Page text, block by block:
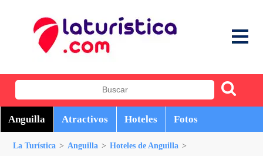
Anguilla Atractivos Hoteles Fotos
La Turística > Anguilla > Hoteles de Anguilla >